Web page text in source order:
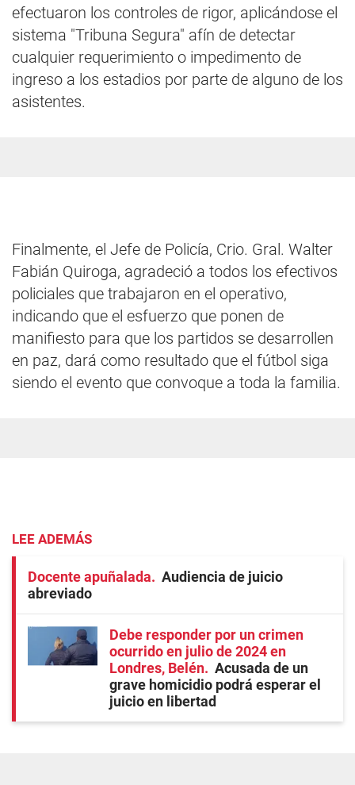
efectuaron los controles de rigor, aplicándose el
sistema "Tribuna Segura" afín de detectar
cualquier requerimiento o impedimento de
ingreso a los estadios por parte de alguno de los
asistentes.
Finalmente, el Jefe de Policía, Crio. Gral. Walter
Fabián Quiroga, agradeció a todos los efectivos
policiales que trabajaron en el operativo,
indicando que el esfuerzo que ponen de
manifiesto para que los partidos se desarrollen
en paz, dará como resultado que el fútbol siga
siendo el evento que convoque a toda la familia.
LEE ADEMÁS
Docente apuñalada
Audiencia de juicio
abreviado
Debe responder por un crimen
ocurrido en julio de 2024 en
Londres, Belén
Acusada de un
grave homicidio podrá esperar el
juicio en libertad